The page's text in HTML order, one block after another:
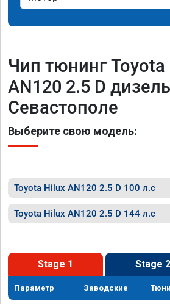
Чип тюнинг Toyota
AN120 2.5 D
Севастополе
Выберите свою модель:
Toyota Hilux AN120 2.5 D 100 л.с
Toyota Hilux AN120 2.5 D 144 л.с
Stage 1 Stage 2
Параметр Заводские